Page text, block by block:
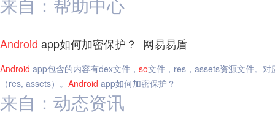
Android app如何加密保护？_网易易盾
Android app包含的内容有dex文件， so文件，res，assets资源文件。
（res, assets）。 Android app如何加密保护？
来自：动态资讯